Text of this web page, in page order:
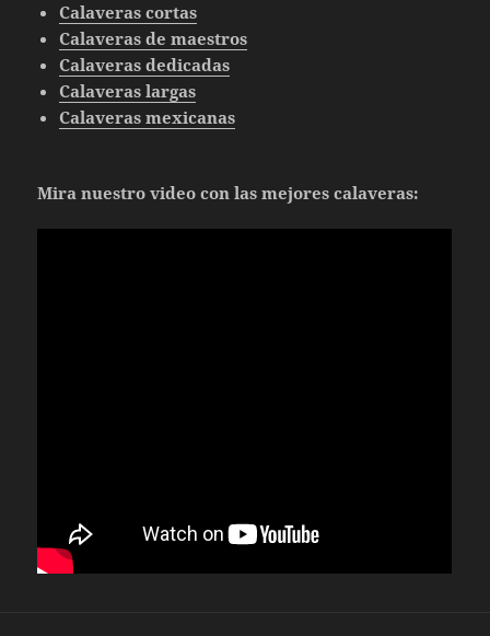
Calaveras cortas
Calaveras de maestros
Calaveras dedicadas
Calaveras largas
Calaveras mexicanas
Mira nuestro video con las mejores calaveras: